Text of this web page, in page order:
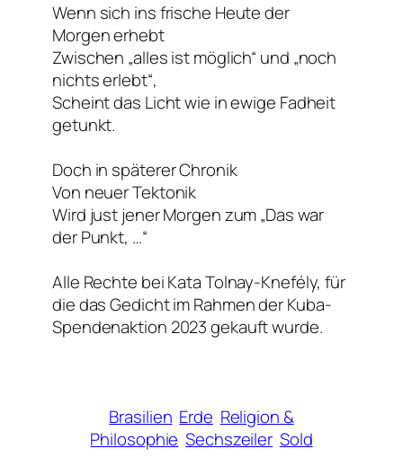
Wenn sich ins frische Heute der
Morgen erhebt
Zwischen „alles ist möglich“ und „noch
nichts erlebt“,
Scheint das Licht wie in ewige Fadheit
getunkt.
Doch in späterer Chronik
Von neuer Tektonik
Wird just jener Morgen zum „Das war
der Punkt, …“
Alle Rechte bei Kata Tolnay-Knefély, für
die das Gedicht im Rahmen der Kuba-
Spendenaktion 2023 gekauft wurde.
Brasilien Erde Religion &
Philosophie Sechszeiler Sold